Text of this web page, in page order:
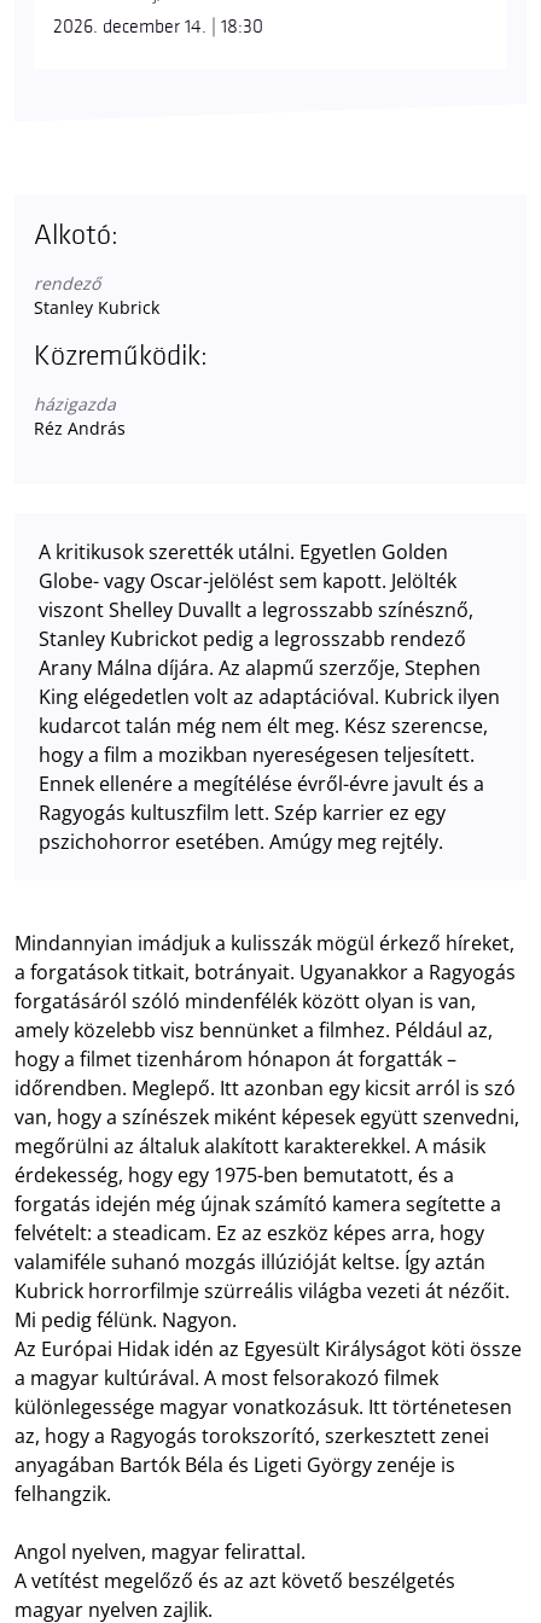
2026. december 14. | 18:30
Alkotó:
rendező
Stanley Kubrick
Közreműködik:
házigazda
Réz András
A kritikusok szerették utálni. Egyetlen Golden
Globe- vagy Oscar-jelölést sem kapott. Jelölték
viszont Shelley Duvallt a legrosszabb színésznő,
Stanley Kubrickot pedig a legrosszabb rendező
Arany Málna díjára. Az alapmű szerzője, Stephen
King elégedetlen volt az adaptációval. Kubrick ilyen
kudarcot talán még nem élt meg. Kész szerencse,
hogy a film a mozikban nyereségesen teljesített.
Ennek ellenére a megítélése évről-évre javult és a
Ragyogás kultuszfilm lett. Szép karrier ez egy
pszichohorror esetében. Amúgy meg rejtély.
Mindannyian imádjuk a kulisszák mögül érkező híreket,
a forgatások titkait, botrányait. Ugyanakkor a Ragyogás
forgatásáról szóló mindenfélék között olyan is van,
amely közelebb visz bennünket a filmhez. Például az,
hogy a filmet tizenhárom hónapon át forgatták –
időrendben. Meglepő. Itt azonban egy kicsit arról is szó
van, hogy a színészek miként képesek együtt szenvedni,
megőrülni az általuk alakított karakterekkel. A másik
érdekesség, hogy egy 1975-ben bemutatott, és a
forgatás idején még újnak számító kamera segítette a
felvételt: a steadicam. Ez az eszköz képes arra, hogy
valamiféle suhanó mozgás illúzióját keltse. Így aztán
Kubrick horrorfilmje szürreális világba vezeti át nézőit.
Mi pedig félünk. Nagyon.
Az Európai Hidak idén az Egyesült Királyságot köti össze
a magyar kultúrával. A most felsorakozó filmek
különlegessége magyar vonatkozásuk. Itt történetesen
az, hogy a Ragyogás torokszorító, szerkesztett zenei
anyagában Bartók Béla és Ligeti György zenéje is
felhangzik.
Angol nyelven, magyar felirattal.
A vetítést megelőző és az azt követő beszélgetés
magyar nyelven zajlik.